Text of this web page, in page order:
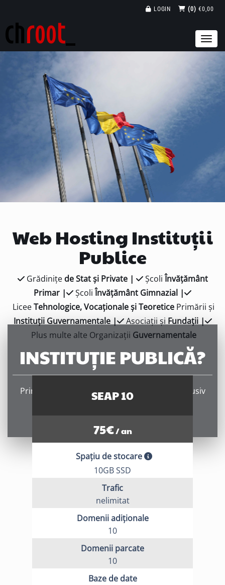
(0) €0,00
LOGIN
INSTITUȚIE PUBLICĂ?
Primul serviciu de găzduire web destinat exclusiv
Web Hosting Instituții
Publice
Grădinițe de Stat și Private | ȘcoliÎnvățământ
Primar |
ȘcoliÎnvățământ Gimnazial |
LiceeTehnologice, Vocaționale și Teoretice Primării și
Instituții Guvernamentale |
Asociații și Fundații |
Plus multe alte Organizații Guvernamentale
SEAP 10
75€/ an
Spațiu de stocare
10GB SSD
Trafic
nelimitat
Domenii adiționale
10
Domenii parcate
10
Baze de date